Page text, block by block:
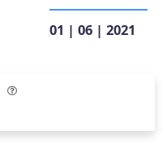
01 | 06 | 2021